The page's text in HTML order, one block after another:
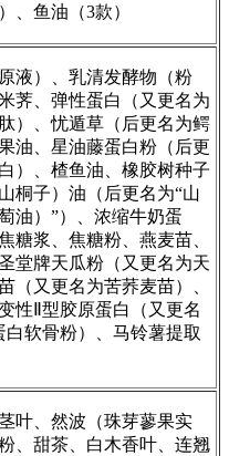
、鱼油（3款）
液）、乳清发酵物（粉
荠、弹性蛋白（又更名为
）、忧遁草（后更名为鳄
油、星油藤蛋白粉（后更
）、楂鱼油、橡胶树种子
桐子）油（后更名为“山
油）”）、浓缩牛奶蛋
糖浆、焦糖粉、燕麦苗、
堂牌天瓜粉（又更名为天
（又更名为苦荞麦苗）、
性Ⅱ型胶原蛋白（又更名
白软骨粉）、马铃薯提取
叶、然波（珠芽蓼果实
、甜茶、白木香叶、连翘